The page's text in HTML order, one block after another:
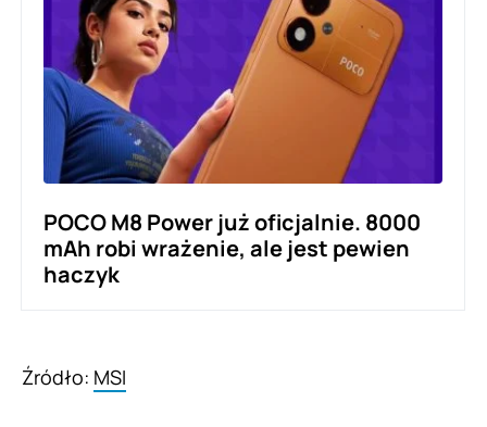
POCO M8 Power już oficjalnie. 8000
mAh robi wrażenie, ale jest pewien
haczyk
Źródło: MSI